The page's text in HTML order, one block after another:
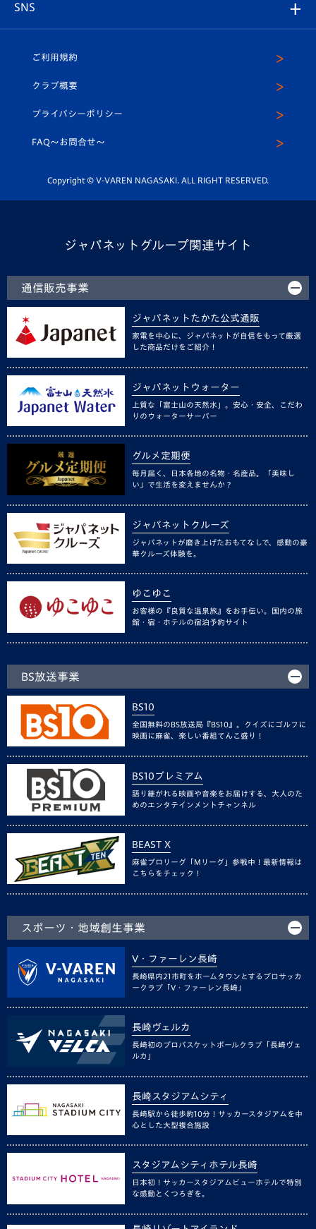
ホームタウン
平和祈念活動
ホームタウン活動
U-18
スクール
SNS
ヴィヴィくんインスタグラム
公式LINE＠
ご利用規約
クラブ概要
プライバシーポリシー
FAQ〜お問合せ〜
Copyright © V-VAREN NAGASAKI. ALL RIGHT RESERVED.
ジャパネットグループ関連サイト
通信販売事業
ジャパネットたかた公式通販
家電を中心に、ジャパネットが自信をもって厳選
した商品だけをご紹介！
ジャパネットウォーター
上質な「富士山の天然水」。安心・安全、こだわ
りのウォーターサーバー
グルメ定期便
毎月届く、日本各地の名物・名産品。「美味し
い」で生活を変えませんか？
ジャパネットクルーズ
ジャパネットが磨き上げたおもてなしで、感動の豪
華クルーズ体験を。
ゆこゆこ
お客様の『良質な温泉旅』をお手伝い。国内の旅
館・宿・ホテルの宿泊予約サイト
BS放送事業
BS10
全国無料のBS放送局『BS10』。クイズにゴルフに
映画に麻雀、楽しい番組てんこ盛り！
BS10プレミアム
語り継がれる映画や音楽をお届けする、大人のた
めのエンタテインメントチャンネル
BEAST X
麻雀プロリーグ「Mリーグ」参戦中！最新情報は
こちらをチェック！
スポーツ・地域創生事業
V・ファーレン長崎
長崎県内21市町をホームタウンとするプロサッカ
ークラブ「V・ファーレン長崎」
長崎ヴェルカ
長崎初のプロバスケットボールクラブ「長崎ヴェ
ルカ」
長崎スタジアムシティ
長崎駅から徒歩約10分！サッカースタジアムを中
心とした大型複合施設
スタジアムシティホテル長崎
日本初！サッカースタジアムビューホテルで特別
な感動とくつろぎを。